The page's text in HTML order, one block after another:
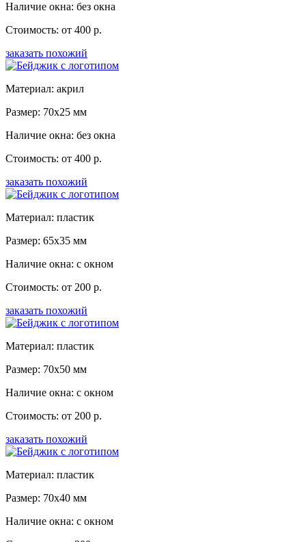
Наличие окна: без окна
Стоимость: от 400 р.
заказать похожий
Материал: акрил
Размер: 70x25 мм
Наличие окна: без окна
Стоимость: от 400 р.
заказать похожий
Материал: пластик
Размер: 65x35 мм
Наличие окна: с окном
Стоимость: от 200 р.
заказать похожий
Материал: пластик
Размер: 70x50 мм
Наличие окна: с окном
Стоимость: от 200 р.
заказать похожий
Материал: пластик
Размер: 70x40 мм
Наличие окна: с окном